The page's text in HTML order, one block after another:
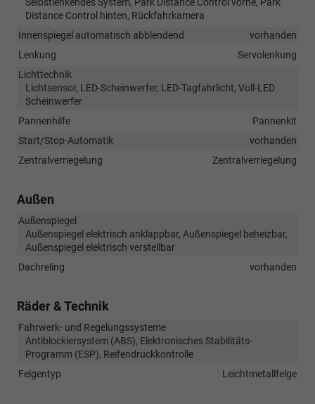
Distance Control hinten, Rückfahrkamera
Innenspiegel automatisch abblendend
vorhanden
Lenkung
Servolenkung
Lichttechnik
Lichtsensor, LED-Scheinwerfer, LED-Tagfahrlicht, Voll-LED
Scheinwerfer
Pannenhilfe
Pannenkit
Start/Stop-Automatik
vorhanden
Zentralverriegelung
Zentralverriegelung
Außen
Außenspiegel
Außenspiegel elektrisch anklappbar, Außenspiegel beheizbar,
Außenspiegel elektrisch verstellbar
Dachreling
vorhanden
Räder & Technik
Fahrwerk- und Regelungssysteme
Antiblockiersystem (ABS), Elektronisches Stabilitäts-
Programm (ESP), Reifendruckkontrolle
Felgentyp
Leichtmetallfelge